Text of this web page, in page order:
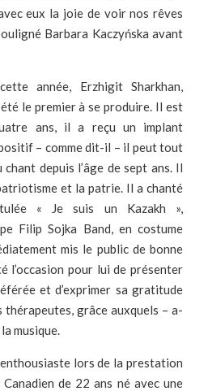
eux la joie de voir nos rêves
Barbara Kaczyńska avant
année, Erzhigit Sharkhan,
le premier à se produire. Il est
ans, il a reçu un implant
– comme dit-il – il peut tout
depuis l’âge de sept ans. Il
et la patrie. Il a chanté
« Je suis un Kazakh »,
Filip Sojka Band, en costume
mis le public de bonne
l’occasion pour lui de présenter
et d’exprimer sa gratitude
thérapeutes, grâce auxquels – a-
musique.
lors de la prestation
Canadien de 22 ans né avec une